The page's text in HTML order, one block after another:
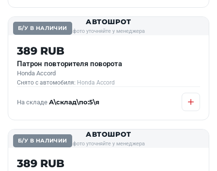
Б/У В НАЛИЧИИ
АВТОШРОТ
фото уточняйте у менеджера
389 RUB
Патрон повторителя поворота
Honda Accord
Снято с автомобиля: Honda Accord
На складе А\склад\по:5\я
Б/У В НАЛИЧИИ
АВТОШРОТ
фото уточняйте у менеджера
389 RUB